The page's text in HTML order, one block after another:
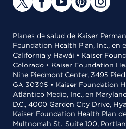
Planes de salud de Kaiser
Foundation Health Plan, Inc., en
California y Hawái • Kaiser
Colorado • Kaiser Foundation
Nine Piedmont Center, 3495
GA 30305 • Kaiser Foundation
Atlántico Medio, Inc., en
D.C., 4000 Garden City Drive,
Kaiser Foundation Health Plan
Multnomah St., Suite 100,